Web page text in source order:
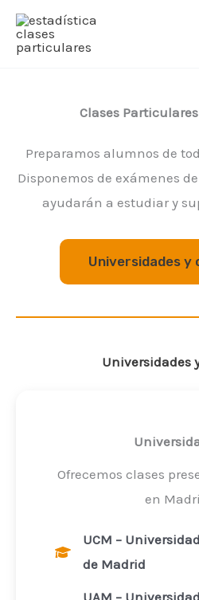
Clases
Preparamos alumnos de
Disponemos de exámenes
ayudarán a estudiar y
Universidades y
Universidades
Ofrecemos clases
en
UCM –
de Madrid
UAM –